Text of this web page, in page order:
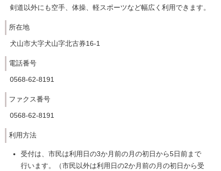
剣道以外にも空手、体操、軽スポーツなど幅広く利用できます。
所在地
犬山市大字犬山字北古券16-1
電話番号
0568-62-8191
ファクス番号
0568-62-8191
利用方法
受付は、市民は利用日の3か月前の月の初日から5日前まで
行います。（市民以外は利用日の2か月前の月の初日から受